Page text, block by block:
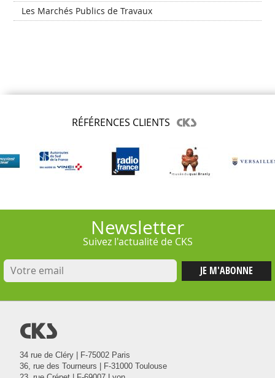
Les Marchés Publics de Travaux
RÉFÉRENCES CLIENTS
Newsletter
Suivez l'actualité de CKS
@
34 rue de Cléry | F-75002 Paris
36, rue des Tourneurs | F-31000 Toulouse